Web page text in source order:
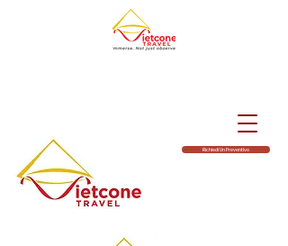
Richiedi Un Preventivo